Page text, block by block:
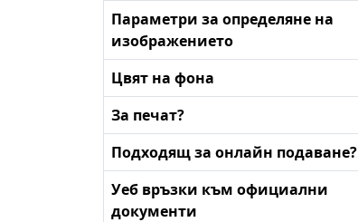
Параметри за определяне на
изображението
Цвят на фона
За печат?
Подходящ за онлайн подаване?
Уеб връзки към официални
документи